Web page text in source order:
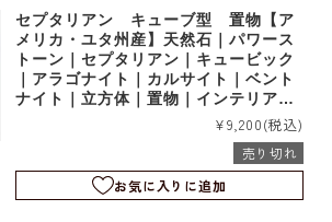
セプタリアン キューブ型 置物【ア
メリカ・ユタ州産】天然石｜パワース
トーン｜セプタリアン｜キュービック
｜アラゴナイト｜カルサイト｜ベント
ナイト｜立方体｜置物｜インテリア｜t
¥9,200(税込)
売り切れ
お気に入りに追加